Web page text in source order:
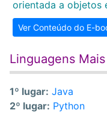
orientada a objetos
Ver Conteúdo do E-
Linguagens
1º lugar: Java
2º lugar: Python